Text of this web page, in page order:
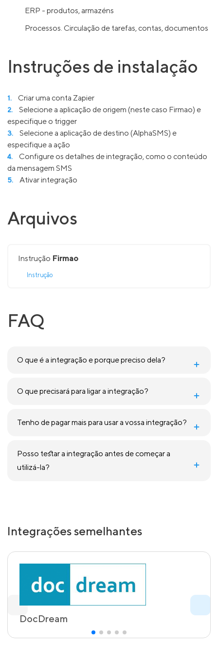
ERP - produtos, armazéns
Processos. Circulação de tarefas, contas, documentos
Instruções de instalação
Criar uma conta Zapier
Selecione a aplicação de origem (neste caso Firmao) e
especifique o trigger
Selecione a aplicação de destino (AlphaSMS) e
especifique a ação
Configure os detalhes de integração, como o conteúdo
da mensagem SMS
Ativar integração
Arquivos
Instrução Firmao
Instrução
FAQ
O que é a integração e porque preciso dela?
O que precisará para ligar a integração?
Tenho de pagar mais para usar a vossa integração?
Posso testar a integração antes de começar a
utilizá-la?
Integrações semelhantes
DocDream